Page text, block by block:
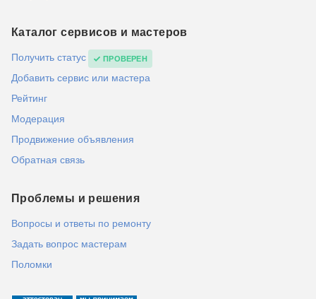
Каталог сервисов и мастеров
Получить статус ПРОВЕРЕН
Добавить сервис или мастера
Рейтинг
Модерация
Продвижение объявления
Обратная связь
Проблемы и решения
Вопросы и ответы по ремонту
Задать вопрос мастерам
Поломки